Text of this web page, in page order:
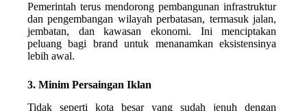
Pemerintah terus mendorong pembangunan infrastruktur
dan pengembangan wilayah perbatasan, termasuk jalan,
jembatan, dan kawasan ekonomi. Ini menciptakan
peluang bagi brand untuk menanamkan eksistensinya
lebih awal.
3. Minim Persaingan Iklan
Tidak seperti kota besar yang sudah jenuh dengan